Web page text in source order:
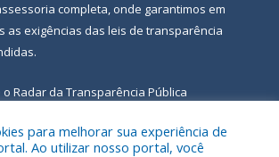
completa, onde garantimos em
as exigências das leis de transparência
o Radar da Transparência Pública
para melhorar sua experiência de
Ao utilizar nosso portal, você